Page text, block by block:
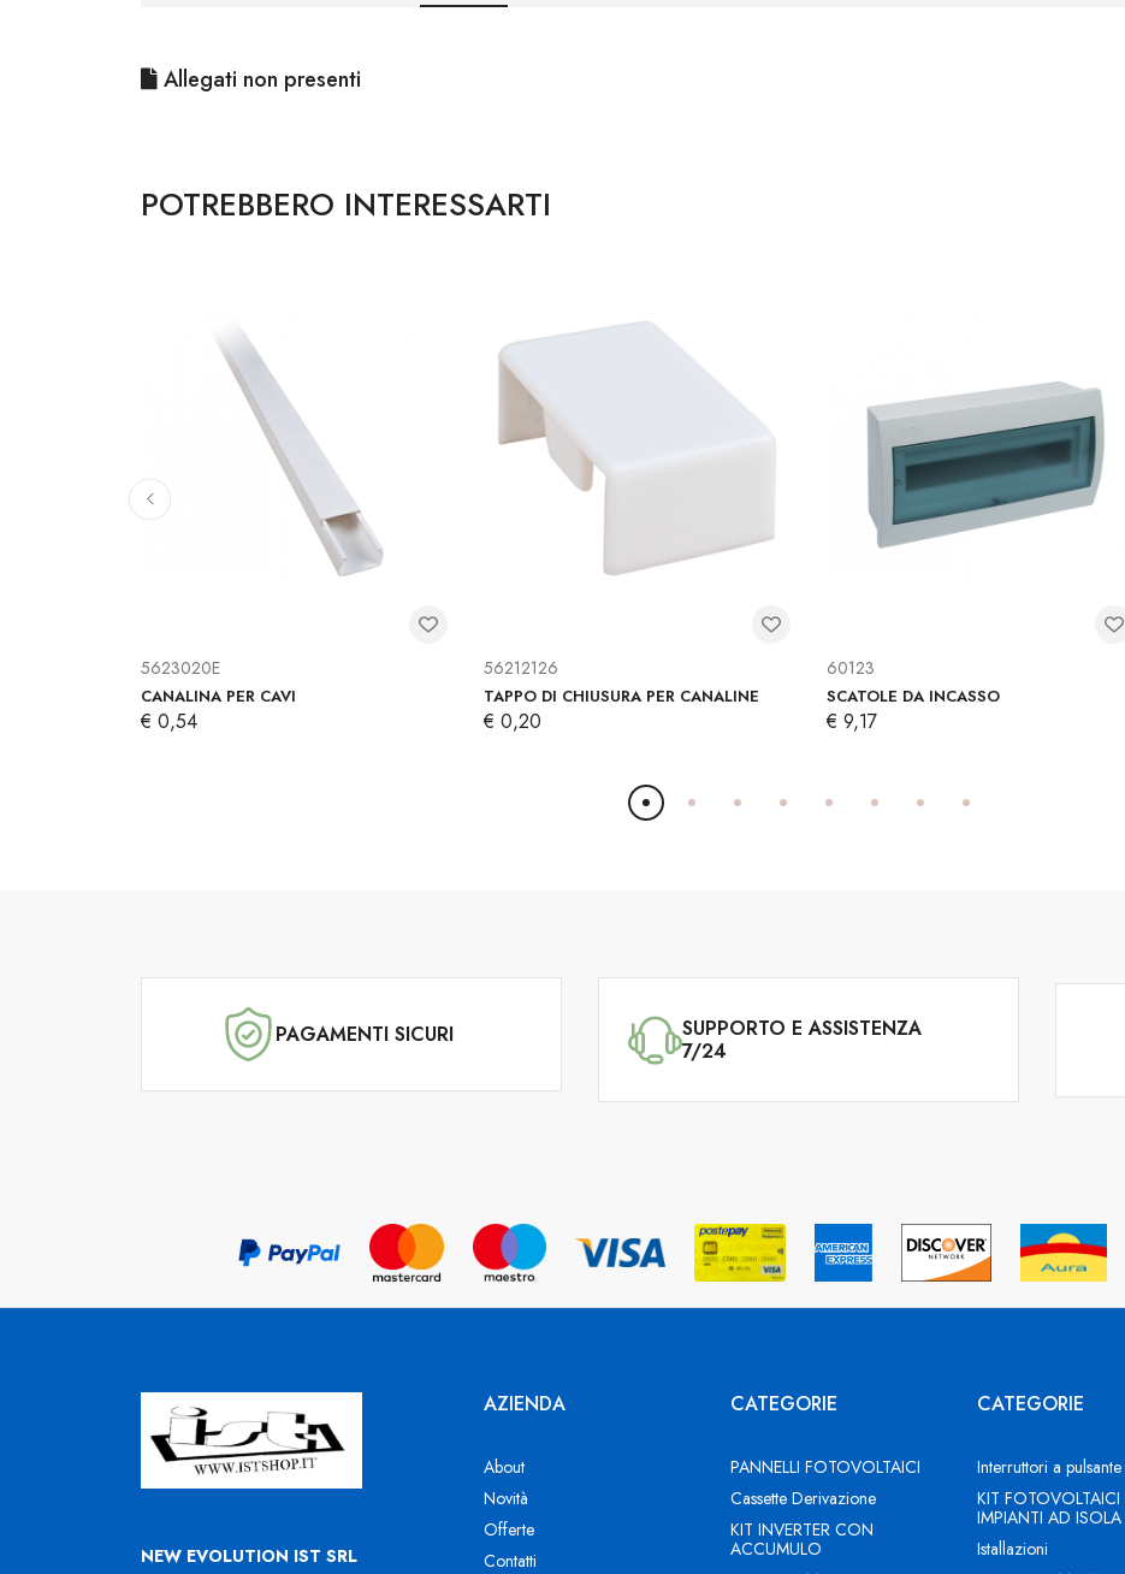
Allegati non presenti
POTREBBERO INTERESSARTI
5623020E
CANALINA PER CAVI
€ 0,54
56212126
TAPPO DI CHIUSURA PER CANALINE
€ 0,20
60123
SCATOLE DA INCASSO
€ 9,17
PAGAMENTI SICURI
SUPPORTO E ASSISTENZA
7/24
NEW EVOLUTION IST SRL
AZIENDA
About
Novità
Offerte
Contatti
CATEGORIE
PANNELLI FOTOVOLTAICI
Cassette Derivazione
KIT INVERTER CON
ACCUMULO
CATEGORIE
Interruttori a pulsante
KIT FOTOVOLTAICI
IMPIANTI AD ISOLA
Istallazioni